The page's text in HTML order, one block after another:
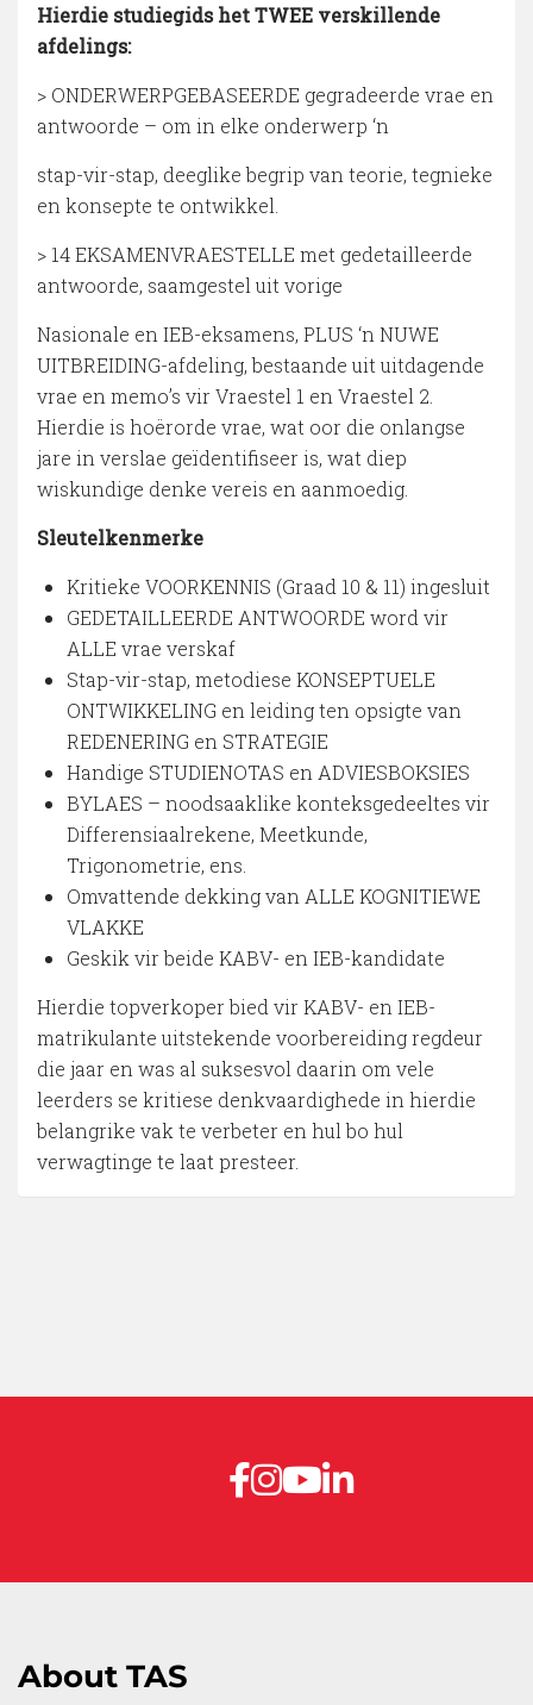
Hierdie studiegids het TWEE verskillende
afdelings:
> ONDERWERPGEBASEERDE gegradeerde vrae en
antwoorde – om in elke onderwerp ‘n
stap-vir-stap, deeglike begrip van teorie, tegnieke
en konsepte te ontwikkel.
> 14 EKSAMENVRAESTELLE met gedetailleerde
antwoorde, saamgestel uit vorige
Nasionale en IEB-eksamens, PLUS ‘n NUWE
UITBREIDING-afdeling, bestaande uit uitdagende
vrae en memo’s vir Vraestel 1 en Vraestel 2.
Hierdie is hoërorde vrae, wat oor die onlangse
jare in verslae geïdentifiseer is, wat diep
wiskundige denke vereis en aanmoedig.
Sleutelkenmerke
Kritieke VOORKENNIS (Graad 10 & 11) ingesluit
GEDETAILLEERDE ANTWOORDE word vir
ALLE vrae verskaf
Stap-vir-stap, metodiese KONSEPTUELE
ONTWIKKELING en leiding ten opsigte van
REDENERING en STRATEGIE
Handige STUDIENOTAS en ADVIESBOKSIES
BYLAES – noodsaaklike konteksgedeeltes vir
Differensiaalrekene, Meetkunde,
Trigonometrie, ens.
Omvattende dekking van ALLE KOGNITIEWE
VLAKKE
Geskik vir beide KABV- en IEB-kandidate
Hierdie topverkoper bied vir KABV- en IEB-
matrikulante uitstekende voorbereiding regdeur
die jaar en was al suksesvol daarin om vele
leerders se kritiese denkvaardighede in hierdie
belangrike vak te verbeter en hul bo hul
verwagtinge te laat presteer.
About TAS